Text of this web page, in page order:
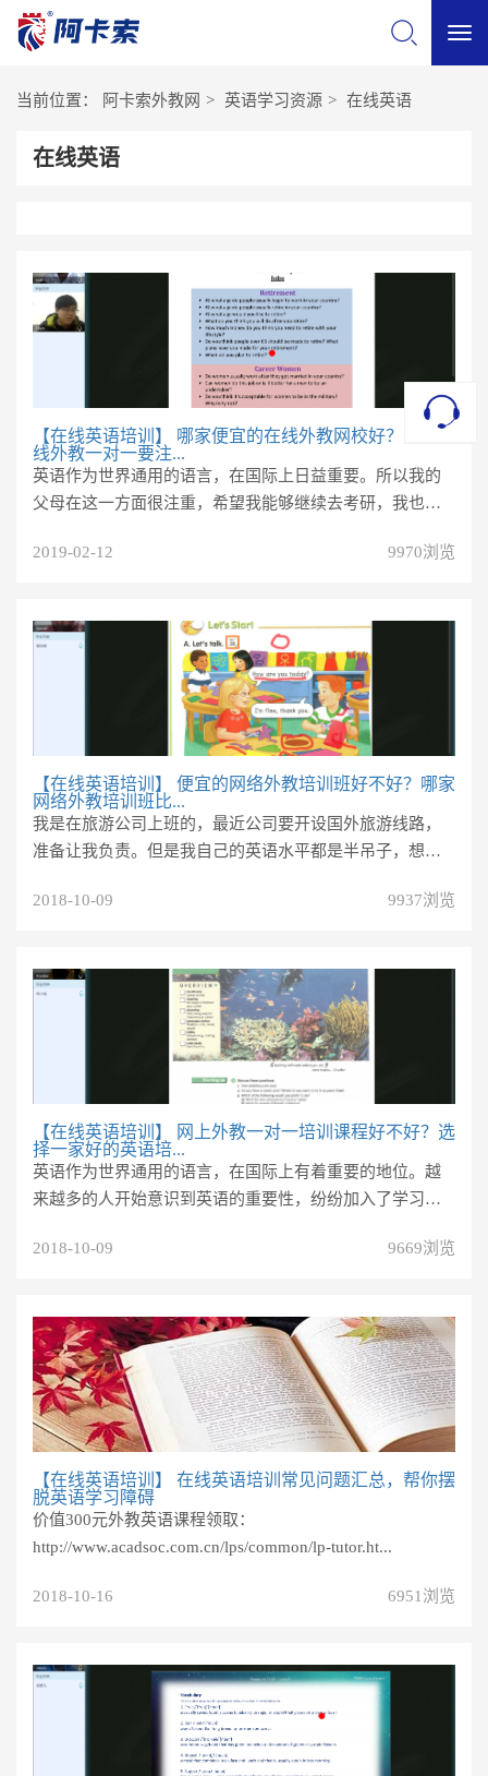
当前位置： 阿卡索外教网 > 英语学习资源 > 在线英语
在线英语
【在线英语培训】
哪家便宜的在线外教网校好？选择在
线外教一对一要注...
英语作为世界通用的语言，在国际上日益重要。所以我的
父母在这一方面很注重，希望我能够继续去考研，我也想
2019-02-12
9970浏览
【在线英语培训】
便宜的网络外教培训班好不好？哪家
网络外教培训班比...
我是在旅游公司上班的，最近公司要开设国外旅游线路，
准备让我负责。但是我自己的英语水平都是半吊子，想要
2018-10-09
9937浏览
【在线英语培训】
网上外教一对一培训课程好不好？选
择一家好的英语培...
英语作为世界通用的语言，在国际上有着重要的地位。越
来越多的人开始意识到英语的重要性，纷纷加入了学习英
2018-10-09
9669浏览
【在线英语培训】
在线英语培训常见问题汇总，帮你摆
脱英语学习障碍
价值300元外教英语课程领取：
http://www.acadsoc.com.cn/lps/common/lp-tutor.ht...
2018-10-16 6951浏览